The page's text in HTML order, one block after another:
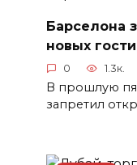
Барселона
новых
0 1.3к.
В прошлую
запретил